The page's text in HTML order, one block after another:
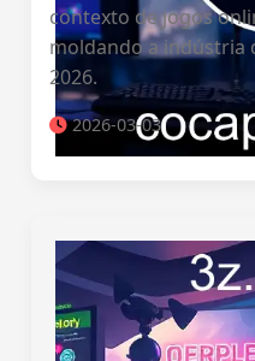
contexto de jogos
moldando a indústria
2026.
2026-03-03